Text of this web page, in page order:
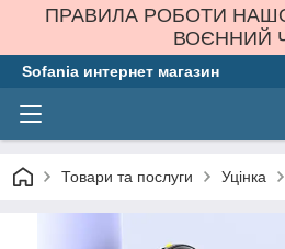
ПРАВИЛА РОБОТИ
ВОЄННИЙ
Sofania интернет магазин
Товари та послуги Уцінка